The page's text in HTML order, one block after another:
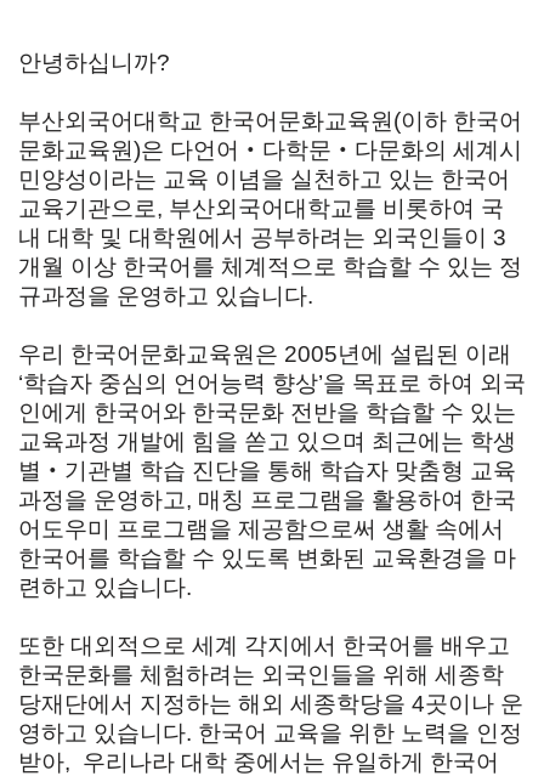
안녕하십니까?
부산외국어대학교 한국어문화교육원(이하 한국어
문화교육원)은 다언어‧다학문‧다문화의 세계시
민양성이라는 교육 이념을 실천하고 있는 한국어
교육기관으로, 부산외국어대학교를 비롯하여 국
내 대학 및 대학원에서 공부하려는 외국인들이 3
개월 이상 한국어를 체계적으로 학습할 수 있는 정
규과정을 운영하고 있습니다.
우리 한국어문화교육원은 2005년에 설립된 이래
‘학습자 중심의 언어능력 향상’을 목표로 하여 외국
인에게 한국어와 한국문화 전반을 학습할 수 있는
교육과정 개발에 힘을 쏟고 있으며 최근에는 학생
별‧기관별 학습 진단을 통해 학습자 맞춤형 교육
과정을 운영하고, 매칭 프로그램을 활용하여 한국
어도우미 프로그램을 제공함으로써 생활 속에서
한국어를 학습할 수 있도록 변화된 교육환경을 마
련하고 있습니다.
또한 대외적으로 세계 각지에서 한국어를 배우고
한국문화를 체험하려는 외국인들을 위해 세종학
당재단에서 지정하는 해외 세종학당을 4곳이나 운
영하고 있습니다. 한국어 교육을 위한 노력을 인정
받아, 우리나라 대학 중에서는 유일하게 한국어